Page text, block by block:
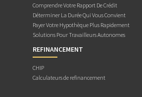
Comprendre Votre Rapport De Crédit
Déterminer La Durée Qui Vous Convient
Payer Votre Hypothèque Plus Rapidement
Solutions Pour Travailleurs Autonomes
REFINANCEMENT
CHIP
Calculateurs de refinancement